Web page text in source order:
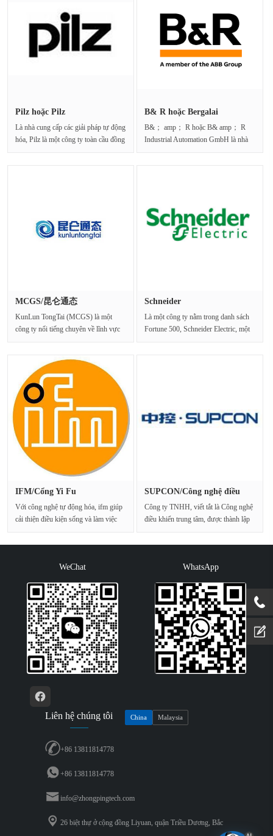
Pilz hoặc Pilz
Là nhà cung cấp các giải pháp tự động
hóa, Pilz là một công ty toàn cầu đồng
B& R hoặc Bergalai
B&； amp； R hoặc B& amp； R
Industrial Automation GmbH là nhà
MCGS/昆仑通态
KunLun TongTai (MCGS) là một
công ty nổi tiếng chuyên về lĩnh vực
Schneider
Là một công ty nằm trong danh sách
Fortune 500, Schneider Electric, một
IFM/Cổng Yi Fu
Với công nghệ tự động hóa, ifm giúp
cải thiện điều kiện sống và làm việc
SUPCON/Công nghệ điều
Công ty TNHH, viết tắt là Công nghệ
điều khiển trung tâm, được thành lập
WeChat WhatsApp
Liên hệ chúng tôi China Malaysia
+86 13811814778
+86 13811814778
info@zhongpingtech.com
26 biệt thự ở cộng đồng Liyuan, quận Triều Dương, Bắc